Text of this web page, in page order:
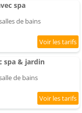
spa
de bains
spa & jardin
de bains